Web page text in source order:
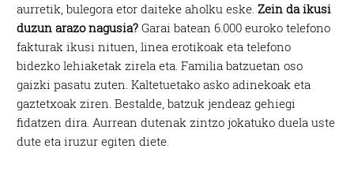
aurretik, bulegora etor daiteke aholku eske.Zein da ikusi
duzun arazo nagusia? Garai batean 6.000 euroko telefono
fakturak ikusi nituen, linea erotikoak eta telefono
bidezko lehiaketak zirela eta. Familia batzuetan oso
gaizki pasatu zuten. Kaltetuetako asko adinekoak eta
gaztetxoak ziren. Bestalde, batzuk jendeaz gehiegi
fidatzen dira. Aurrean dutenak zintzo jokatuko duela uste
dute eta iruzur egiten diete.